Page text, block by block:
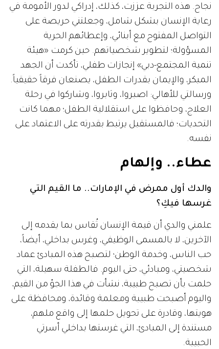
نجاح. هذه التجربة عززت، كذلك، إدراكي لدور الأمومة في
رعاية الإنسان بشكل شامل، وجعلتني حريصة على
التواصل المفتوح مع أبنائي، وإعطائهم الحرية
المسؤولة؛ لتطوير شخصياتهم. حين كرمت «هيئة
تنمية المجتمع-دبي» إنجازات طفلي، تأكدت أن الجهد
المبكر، والإيمان بقدرات الطفل، يصنعان فرقاً حقيقياً.
ورسالتي للأهالي: اصبروا، وثابروا، وشاركوا في رحلة
العلاج، وحافظوا على استقلالية الطفل؛ مهما كانت
التحديات؛ فالمستقبل يرتبط بقدرته على الاعتماد على
نفسه.
عطاء.. وإلهام
والدك أول ممرض في الإمارات.. ما القيم التي
غرسها فيكِ؟
علمني والدي أن قيمة الإنسان تُقاس بما يقدمه إلى
الآخرين، لا بالمسمى الوظيفي، وغرس بداخلي، أيضاً،
حب الناس، وخدمة الوطن؛ لتصبح هذه المبادئ عماد
شخصيتي، ومبادئي، حتى اليوم. فالطفلة سهيلة، التي
حلمت بأن تصبح طبيبة، نشأت في هذا الجوّ من القيم،
واليوم أصبحت طبيبة ومعلمة وقائدة، ومحافظة على
هويتها، وقادرة على تحويل حلمها إلى واقع ملهم،
مستندة إلى المبادئ، التي غرستها بداخلي أسرتي
الحبيبة.